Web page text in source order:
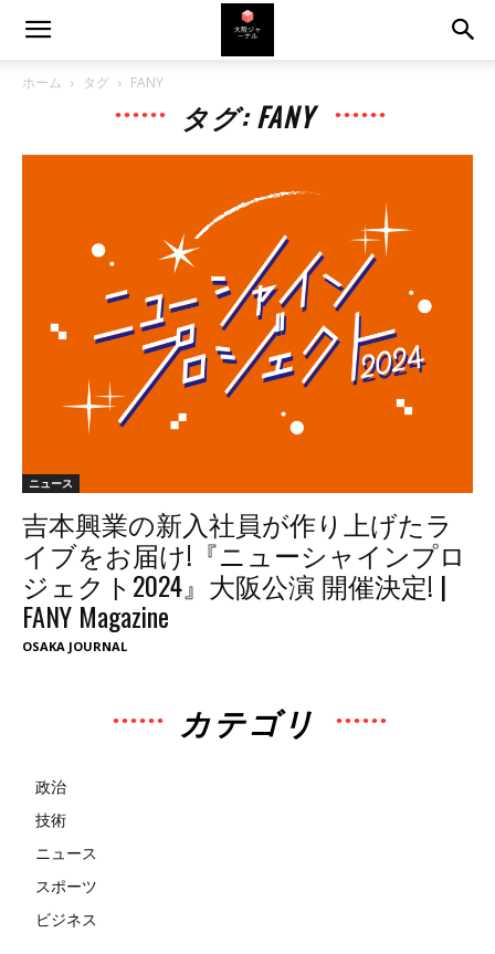
ホーム タグ FANY
タグ: FANY
ニュース
吉本興業の新入社員が作り上げたラ
イブをお届け!『ニューシャインプロ
ジェクト2024』大阪公演 開催決定! |
FANY Magazine
OSAKA JOURNAL
カテゴリ
政治
技術
ニュース
スポーツ
ビジネス